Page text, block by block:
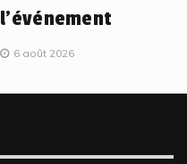
l’événement
6 août 2026